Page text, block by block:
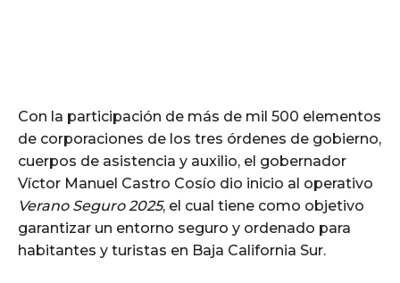
Con la participación de más de mil 500 elementos
de corporaciones de los tres órdenes de gobierno,
cuerpos de asistencia y auxilio, el gobernador
Víctor Manuel Castro Cosío dio inicio al operativo
Verano Seguro 2025, el cual tiene como objetivo
garantizar un entorno seguro y ordenado para
habitantes y turistas en Baja California Sur.